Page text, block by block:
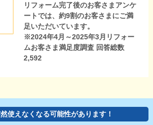
リフォーム完了後のお客さまアンケ
ートでは、約9割のお客さまにご満
足いただいています。
※2024年4月～2025年3月リフォー
ムお客さま満足度調査 回答総数
2,592
使えなくなる可能性があります！